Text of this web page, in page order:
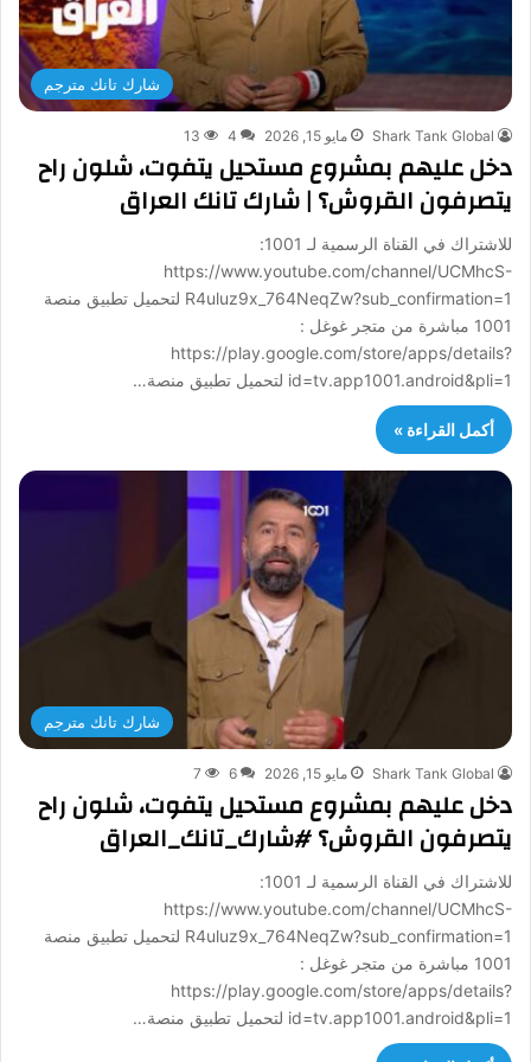
شارك تانك مترجم
Shark Tank Global مايو 15, 2026 4
13
دخل عليهم بمشروع مستحيل يتفوت، شلون راح
يتصرفون القروش؟ | شارك تانك العراق
للاشتراك في القناة الرسمية لـ 1001:
https://www.youtube.com/channel/UCMhcS-
R4uluz9x_764NeqZw?sub_confirmation=1 لتحميل تطبيق منصة
1001 مباشرة من متجر غوغل :
https://play.google.com/store/apps/details?
id=tv.app1001.android&pli=1 لتحميل تطبيق منصة…
أكمل القراءة »
شارك تانك مترجم
Shark Tank Global مايو 15, 2026 6
7
دخل عليهم بمشروع مستحيل يتفوت، شلون راح
يتصرفون القروش؟ #شارك_تانك_العراق
للاشتراك في القناة الرسمية لـ 1001:
https://www.youtube.com/channel/UCMhcS-
R4uluz9x_764NeqZw?sub_confirmation=1 لتحميل تطبيق منصة
1001 مباشرة من متجر غوغل :
https://play.google.com/store/apps/details?
id=tv.app1001.android&pli=1 لتحميل تطبيق منصة…